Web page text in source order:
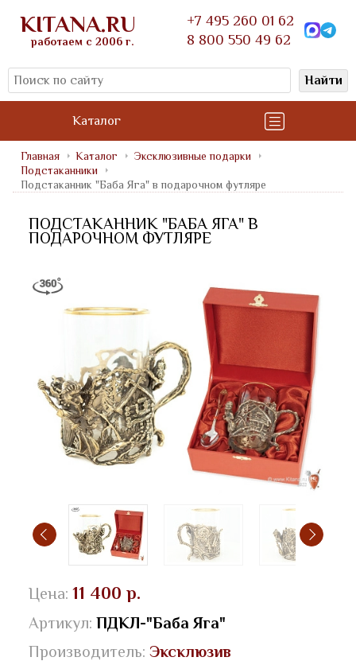
KITANA.RU
работаем с 2006 г.
+7 495 260 01 62
8 800 550 49 62
Найти
Каталог
Главная Каталог
Эксклюзивные подарки
Подстаканники
Подстаканник "Баба Яга" в подарочном футляре
ПОДСТАКАННИК "БАБА ЯГА" В
ПОДАРОЧНОМ ФУТЛЯРЕ
Цена: 11 400 р.
Артикул: ПДКЛ-"Баба Яга"
Производитель: Эксклюзив